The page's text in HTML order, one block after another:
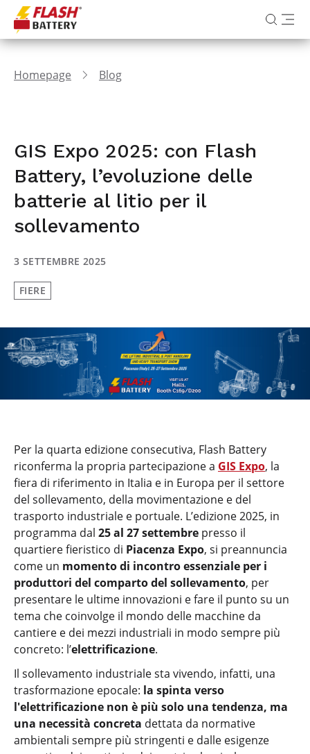
Homepage Blog
GIS Expo 2025: con Flash
Battery, l’evoluzione delle
batterie al litio per il
sollevamento
3 SETTEMBRE 2025
FIERE
Per la quarta edizione consecutiva, Flash Battery
riconferma la propria partecipazione a GIS Expo, la
fiera di riferimento in Italia e in Europa per il settore
del sollevamento, della movimentazione e del
trasporto industriale e portuale. L’edizione 2025, in
programma dal 25 al 27 settembre presso il
quartiere fieristico di Piacenza Expo, si preannuncia
come un momento di incontro essenziale per i
produttori del comparto del sollevamento, per
presentare le ultime innovazioni e fare il punto su un
tema che coinvolge il mondo delle macchine da
cantiere e dei mezzi industriali in modo sempre più
concreto: l’elettrificazione.
Il sollevamento industriale sta vivendo, infatti, una
trasformazione epocale: la spinta verso
l'elettrificazione non è più solo una tendenza, ma
una necessità concreta dettata da normative
ambientali sempre più stringenti e dalle esigenze